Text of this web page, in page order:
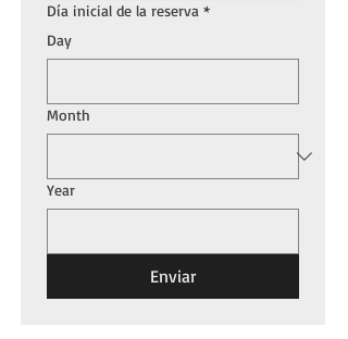
Día inicial de la reserva *
Day
Month
Year
Enviar